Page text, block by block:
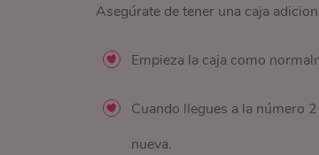
Asegúrate de tener una caja
Empieza la caja como
Cuando llegues a la número
nueva.